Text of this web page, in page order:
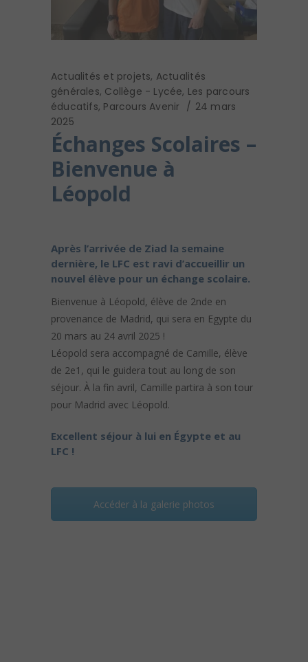
Actualités et projets, Actualités
générales, Collège - Lycée, Les parcours
éducatifs, Parcours Avenir
24 mars
2025
Échanges Scolaires –
Bienvenue à
Léopold
Après l’arrivée de Ziad la semaine
dernière, le LFC est ravi d’accueillir un
nouvel élève pour un échange scolaire.
Bienvenue à Léopold, élève de 2nde en
provenance de Madrid, qui sera en Egypte du
20 mars au 24 avril 2025 !
Léopold sera accompagné de Camille, élève
de 2e1, qui le guidera tout au long de son
séjour. À la fin avril, Camille partira à son tour
pour Madrid avec Léopold.
Excellent séjour à lui en Égypte et au
LFC !
Accéder à la galerie photos